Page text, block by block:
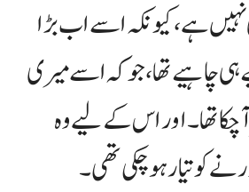
ہے، کیونکہ اسے اب بڑا
ہی چاہیے تھا، جو کہ اسے میری
تھا۔ اور اس کے لیے وہ
کو تیار ہو چکی تھی۔